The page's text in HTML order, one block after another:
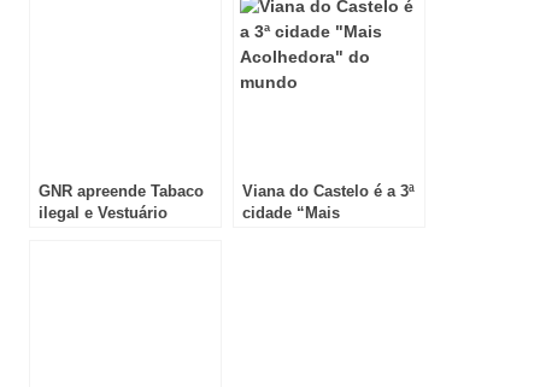
GNR apreende Tabaco
ilegal e Vestuário
Viana do Castelo é a 3ª
cidade “Mais